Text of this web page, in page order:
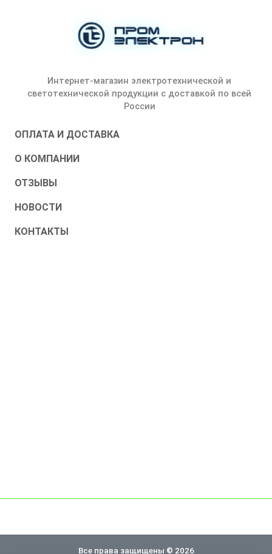
Интернет-магазин электротехнической и
светотехнической продукции с доставкой по всей
России
ОПЛАТА И ДОСТАВКА
О КОМПАНИИ
ОТЗЫВЫ
НОВОСТИ
КОНТАКТЫ
Все права защищены © 2026